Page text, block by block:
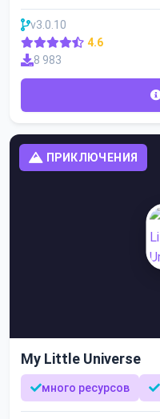
v3.0.10
4.6
8 983
ПРИКЛЮЧЕНИЯ
My Little Universe
много ресурсов